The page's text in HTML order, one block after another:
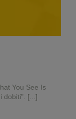
You See Is
dobiti". [...]